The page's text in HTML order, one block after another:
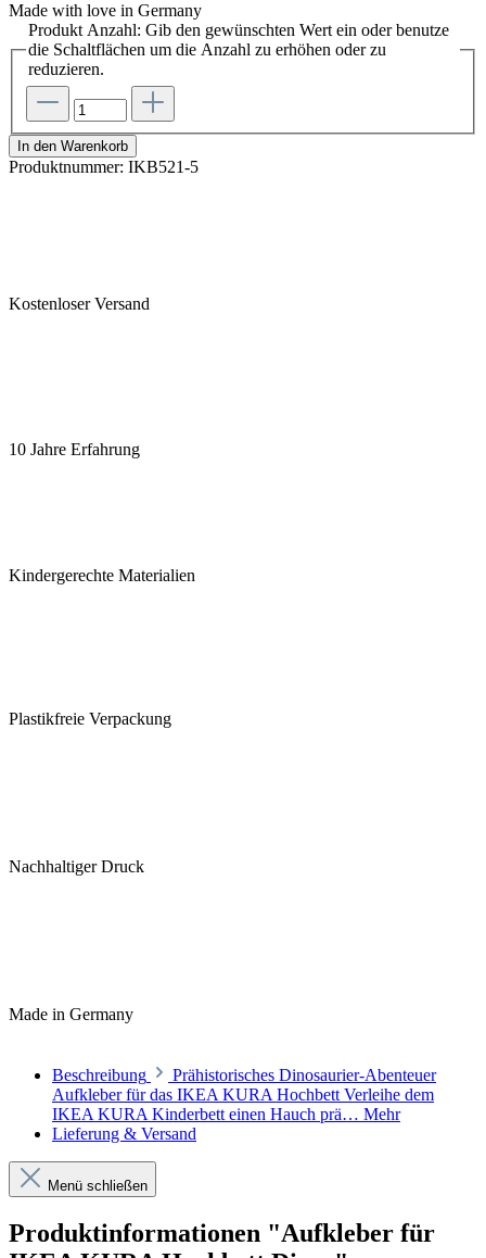
Made with love in Germany
Produkt Anzahl: Gib den gewünschten Wert ein oder benutze
die Schaltflächen um die Anzahl zu erhöhen oder zu
reduzieren.
In den Warenkorb
Produktnummer: IKB521-5
Kostenloser Versand
10 Jahre Erfahrung
Kindergerechte Materialien
Plastikfreie Verpackung
Nachhaltiger Druck
Made in Germany
Beschreibung
Prähistorisches Dinosaurier-Abenteuer
Aufkleber für das IKEA KURA Hochbett Verleihe dem
IKEA KURA Kinderbett einen Hauch prä… Mehr
Lieferung & Versand
Menü schließen
Produktinformationen "Aufkleber für